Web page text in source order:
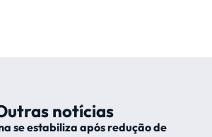
notícias
se estabiliza após redução de